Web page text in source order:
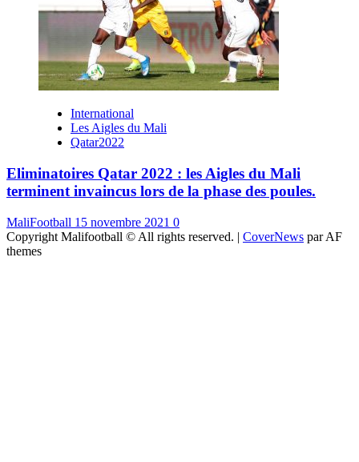
International
Les Aigles du Mali
Qatar2022
Eliminatoires Qatar 2022 : les Aigles du Mali
terminent invaincus lors de la phase des poules.
MaliFootball 15 novembre 2021 0
Copyright Malifootball © All rights reserved. | CoverNews par AF
themes